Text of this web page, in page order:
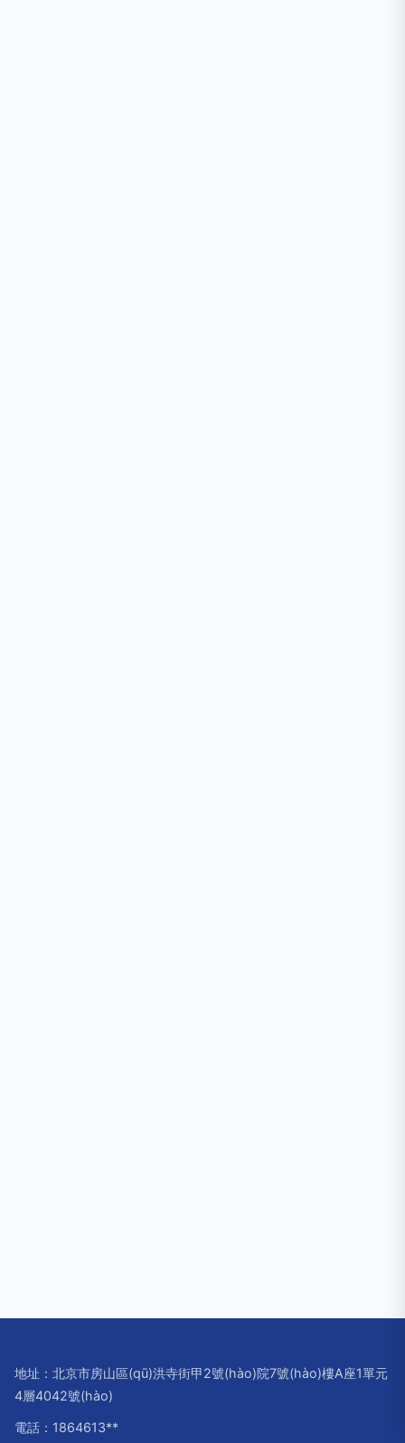
地址：北京市房山區(qū)洪寺街甲2號(hào)院7號(hào)樓A座1單元
4層4042號(hào)
電話：1864613**